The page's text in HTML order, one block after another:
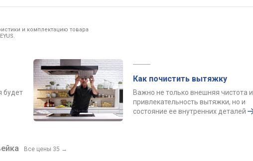
и комплектацию товара
будет
Как почистить вытяжку
Важно не только внешняя чистота и
привлекательность вытяжки, но и
состояние ее внутренних деталей
Все цены 35 →